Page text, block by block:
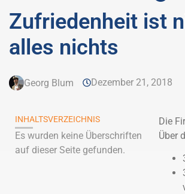
Zufriedenheit ist
alles nichts
Georg Blum Dezember 21, 2018
INHALTSVERZEICHNIS
Es wurden keine Überschriften
auf dieser Seite gefunden.
Die
Über